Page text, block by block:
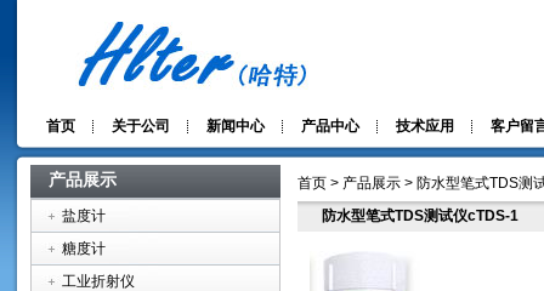
首页 关于公司 新闻中心 产品中心 技术应用 客户留
产品展示
盐度计
糖度计
工业折射仪
首页 > 产品展示 > 防水型笔式TDS测
防水型笔式TDS测试仪cTDS-1